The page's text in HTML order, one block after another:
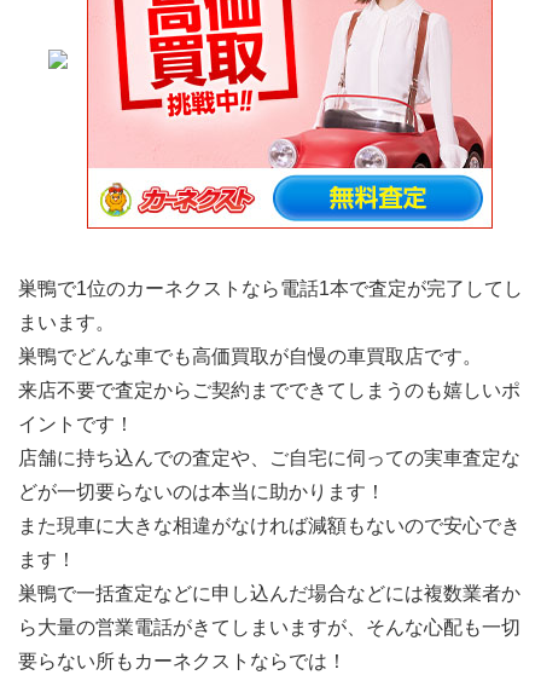
巣鴨で1位のカーネクストなら電話1本で査定が完了してし
まいます。
巣鴨でどんな車でも高価買取が自慢の車買取店です。
来店不要で査定からご契約までできてしまうのも嬉しいポ
イントです！
店舗に持ち込んでの査定や、ご自宅に伺っての実車査定な
どが一切要らないのは本当に助かります！
また現車に大きな相違がなければ減額もないので安心でき
ます！
巣鴨で一括査定などに申し込んだ場合などには複数業者か
ら大量の営業電話がきてしまいますが、そんな心配も一切
要らない所もカーネクストならでは！